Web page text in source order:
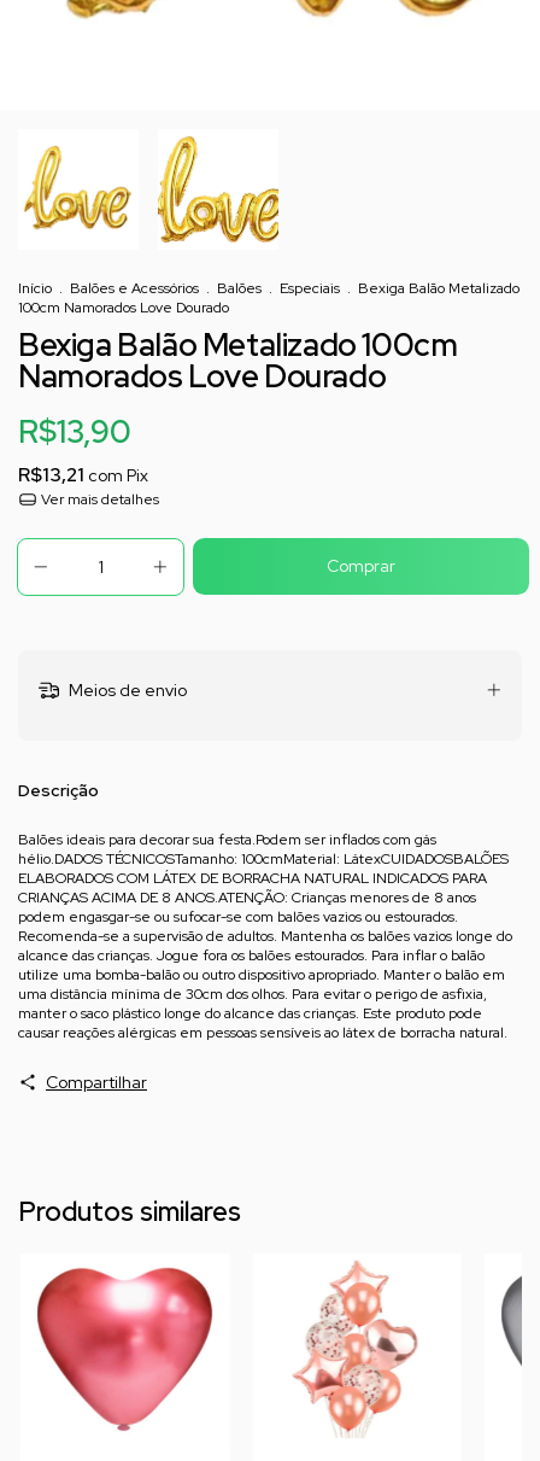
Início . Balões e Acessórios . Balões . Especiais . Bexiga Balão Metalizado
100cm Namorados Love Dourado
Bexiga Balão Metalizado 100cm
Namorados Love Dourado
R$13,90
R$13,21 com Pix
Ver mais detalhes
Meios de envio
Descrição
Balões ideais para decorar sua festa.Podem ser inflados com gás
hélio.DADOS TÉCNICOSTamanho: 100cmMaterial: LátexCUIDADOSBALÕES
ELABORADOS COM LÁTEX DE BORRACHA NATURAL INDICADOS PARA
CRIANÇAS ACIMA DE 8 ANOS.ATENÇÃO: Crianças menores de 8 anos
podem engasgar-se ou sufocar-se com balões vazios ou estourados.
Recomenda-se a supervisão de adultos. Mantenha os balões vazios longe do
alcance das crianças. Jogue fora os balões estourados. Para inflar o balão
utilize uma bomba-balão ou outro dispositivo apropriado. Manter o balão em
uma distância mínima de 30cm dos olhos. Para evitar o perigo de asfixia,
manter o saco plástico longe do alcance das crianças. Este produto pode
causar reações alérgicas em pessoas sensíveis ao látex de borracha natural.
Compartilhar
Produtos similares